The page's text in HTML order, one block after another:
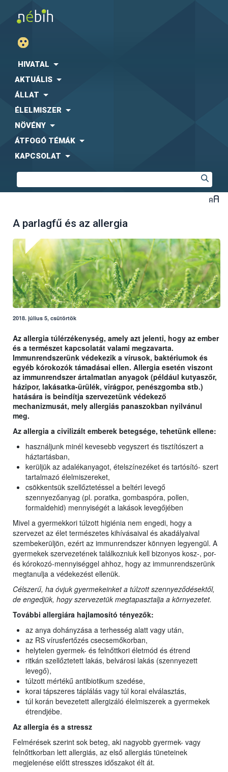
HIVATAL
AKTUÁLIS
ÁLLAT
ÉLELMISZER
NÖVÉNY
ÁTFOGÓ TÉMÁK
KAPCSOLAT
A parlagfű és az allergia
2018. július 5, csütörtök
Az allergia túlérzékenység, amely azt jelenti, hogy az ember
és a természet kapcsolatát valami megzavarta.
Immunrendszerünk védekezik a vírusok, baktériumok és
egyéb kórokozók támadásai ellen. Allergia esetén viszont
az immunrendszer ártalmatlan anyagok (például kutyaszőr,
házipor, lakásatka-ürülék, virágpor, penészgomba stb.)
hatására is beindítja szervezetünk védekező
mechanizmusát, mely allergiás panaszokban nyilvánul
meg.
Az allergia a civilizált emberek betegsége, tehetünk ellene:
használjunk minél kevesebb vegyszert és tisztítószert a
háztartásban,
kerüljük az adalékanyagot, ételszínezéket és tartósító- szert
tartalmazó élelmiszereket,
csökkentsük szellőztetéssel a beltéri levegő
szennyezőanyag (pl. poratka, gombaspóra, pollen,
formaldehid) mennyiségét a lakások levegőjében
Mivel a gyermekkori túlzott higiénia nem engedi, hogy a
szervezet az élet természetes kihívásaival és akadályaival
szembekerüljön, ezért az immunrendszer könnyen legyengül. A
gyermekek szervezetének találkozniuk kell bizonyos kosz-, por-
és kórokozó-mennyiséggel ahhoz, hogy az immunrendszerünk
megtanulja a védekezést ellenük.
Célszerű, ha óvjuk gyermekeinket a túlzott szennyeződésektől,
de engedjük, hogy szervezetük megtapasztalja a környezetet.
További allergiára hajlamosító tényezők:
az anya dohányzása a terhesség alatt vagy után,
az RS vírusfertőzés csecsemőkorban,
helytelen gyermek- és felnőttkori életmód és étrend
ritkán szellőztetett lakás, belvárosi lakás (szennyezett
levegő),
túlzott mértékű antibiotikum szedése,
korai tápszeres táplálás vagy túl korai elválasztás,
túl korán bevezetett allergizáló élelmiszerek a gyermekek
étrendjébe.
Az allergia és a stressz
Felmérések szerint sok beteg, aki nagyobb gyermek- vagy
felnőttkorban lett allergiás, az első allergiás tüneteinek
megjelenése előtt stresszes időszakot élt át.